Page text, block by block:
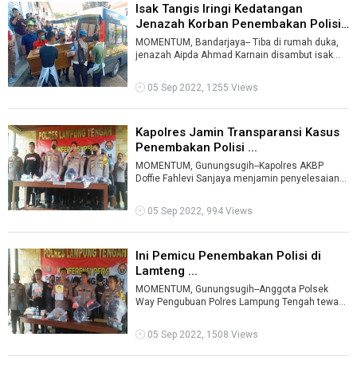
Isak Tangis Iringi Kedatangan
Jenazah Korban Penembakan Polisi
...
MOMENTUM, Bandarjaya-- Tiba di rumah duka,
jenazah Aipda Ahmad Karnain disambut isak
05 Sep 2022, 1255 Views
Kapolres Jamin Transparansi Kasus
Penembakan Polisi ...
MOMENTUM, Gunungsugih--Kapolres AKBP
Doffie Fahlevi Sanjaya menjamin penyelesaian
05 Sep 2022, 994 Views
Ini Pemicu Penembakan Polisi di
Lamteng ...
MOMENTUM, Gunungsugih--Anggota Polsek
Way Pengubuan Polres Lampung Tengah tewas
...
05 Sep 2022, 1508 Views